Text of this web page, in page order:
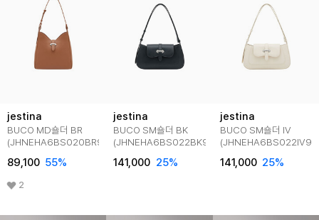
jestina
BUCO MD숄더 BR
(JHNEHA6BS020BR980)
89,100 55%
2
jestina
BUCO SM숄더 BK
(JHNEHA6BS022BK980)
141,000 25%
jestina
BUCO SM숄더 IV
141,000 25%